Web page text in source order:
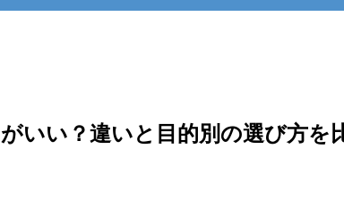
いい？違いと目的別の選び方を